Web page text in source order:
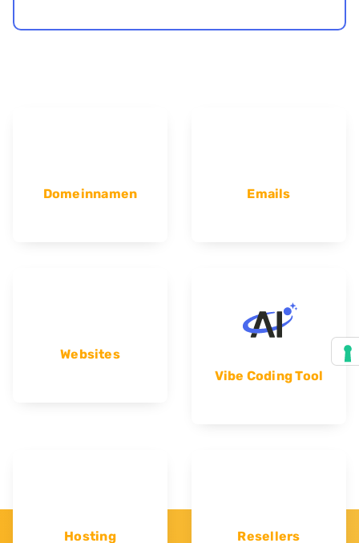
Domeinnamen Emails
Websites
Vibe Coding Tool
Hosting Resellers